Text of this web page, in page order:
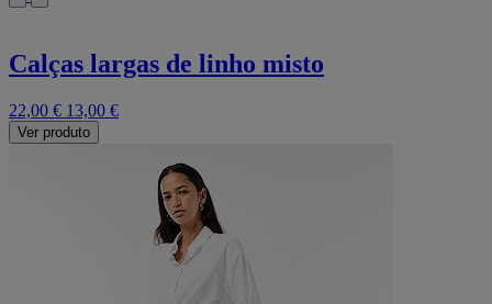
Calças largas de linho misto
22,00 € 13,00 €
Ver produto